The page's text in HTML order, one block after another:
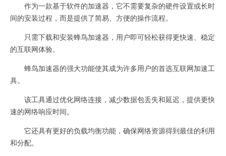
作为一款基于软件的加速器，它不需要复杂的硬件设置或长时
间的安装过程，而是提供了简易、方便的操作流程。
只需下载和安装蜂鸟加速器，用户即可轻松获得更快速、稳定
的互联网体验。
蜂鸟加速器的强大功能使其成为许多用户的首选互联网加速工
具。
该工具通过优化网络连接，减少数据包丢失和延迟，提供更快
速的网络响应时间。
它还具有更好的负载均衡功能，确保网络资源得到最佳的利用
和分配。